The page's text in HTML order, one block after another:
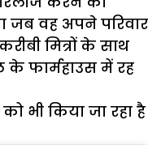
जब वह अपने परिवार
मित्रों के साथ
फार्महाउस में रह
भी किया जा रहा है